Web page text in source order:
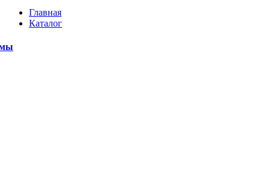
Главная
Каталог